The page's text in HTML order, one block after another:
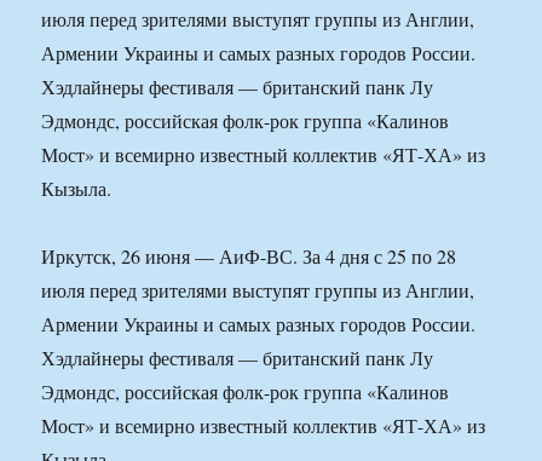
июля перед зрителями выступят группы из Англии,
Армении Украины и самых разных городов России.
Хэдлайнеры фестиваля — британский панк Лу
Эдмондс, российская фолк-рок группа «Калинов
Мост» и всемирно известный коллектив «ЯТ-ХА» из
Кызыла.
Иркутск, 26 июня — АиФ-ВС. За 4 дня с 25 по 28
июля перед зрителями выступят группы из Англии,
Армении Украины и самых разных городов России.
Хэдлайнеры фестиваля — британский панк Лу
Эдмондс, российская фолк-рок группа «Калинов
Мост» и всемирно известный коллектив «ЯТ-ХА» из